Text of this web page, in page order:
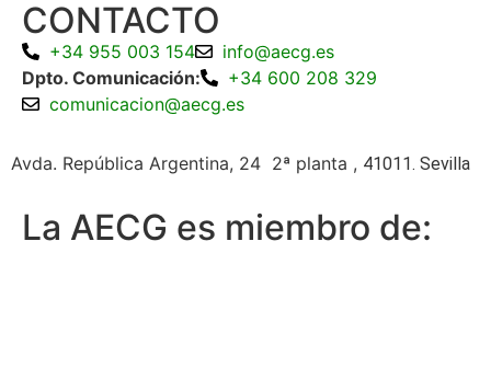
CONTACTO
+34 955 003 154
info@aecg.es
Dpto. Comunicación:
+34 600 208 329
comunicacion@aecg.es
Avda. República Argentina, 24 2ª planta , 41011. Sevilla
La AECG es miembro de: